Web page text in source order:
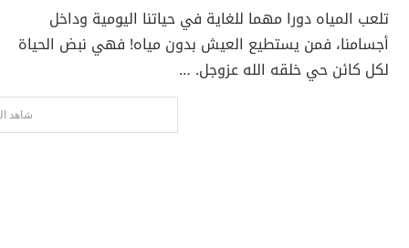
تلعب المياه دورا مهما للغاية في حياتنا اليومية وداخل
أجسامنا، فمن يستطيع العيش بدون مياه! فهي نبض الحياة
لكل كائن حي خلقه الله عزوجل. …
شاهد